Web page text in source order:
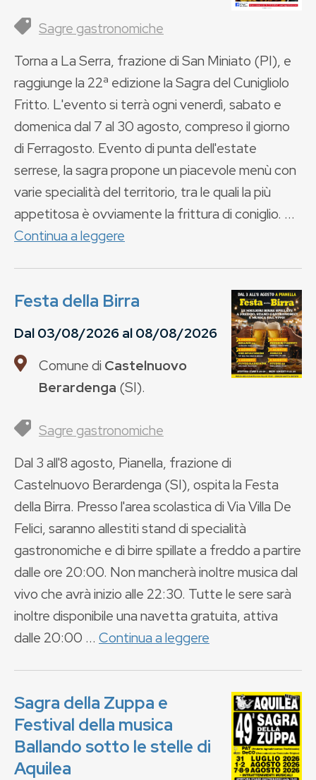
Sagre gastronomiche
Torna a La Serra, frazione di San Miniato (PI), e
raggiunge la 22ª edizione la Sagra del Cunigliolo
Fritto. L'evento si terrà ogni venerdì, sabato e
domenica dal 7 al 30 agosto, compreso il giorno
di Ferragosto. Evento di punta dell'estate
serrese, la sagra propone un piacevole menù con
varie specialità del territorio, tra le quali la più
appetitosa è ovviamente la frittura di coniglio. ...
Continua a leggere
Festa della Birra
Dal03/08/2026al08/08/2026
Comune di Castelnuovo
Berardenga (SI).
Sagre gastronomiche
Dal 3 all'8 agosto, Pianella, frazione di
Castelnuovo Berardenga (SI), ospita la Festa
della Birra. Presso l'area scolastica di Via Villa De
Felici, saranno allestiti stand di specialità
gastronomiche e di birre spillate a freddo a partire
dalle ore 20:00. Non mancherà inoltre musica dal
vivo che avrà inizio alle 22:30. Tutte le sere sarà
inoltre disponibile una navetta gratuita, attiva
dalle 20:00 ... Continua a leggere
Sagra della Zuppa e
Festival della musica
Ballando sotto le stelle di
Aquilea